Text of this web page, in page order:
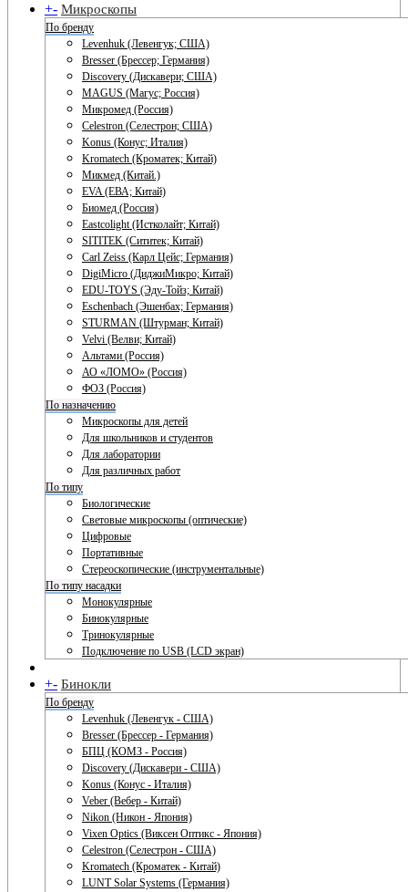
+- Микроскопы
По бренду
Levenhuk (Левенгук; США)
Bresser (Брессер; Германия)
Discovery (Дискавери; США)
MAGUS (Магус; Россия)
Микромед (Россия)
Celestron (Селестрон; США)
Konus (Конус; Италия)
Kromatech (Кроматек; Китай)
Микмед (Китай.)
EVA (ЕВА; Китай)
Биомед (Россия)
Eastcolight (Истколайт; Китай)
SITITEK (Сититек; Китай)
Carl Zeiss (Карл Цейс; Германия)
DigiMicro (ДиджиМикро; Китай)
EDU-TOYS (Эду-Тойз; Китай)
Eschenbach (Эшенбах; Германия)
STURMAN (Штурман; Китай)
Velvi (Велви; Китай)
Альтами (Россия)
АО «ЛОМО» (Россия)
ФОЗ (Россия)
По назначению
Микроскопы для детей
Для школьников и студентов
Для лаборатории
Для различных работ
По типу
Биологические
Световые микроскопы (оптические)
Цифровые
Портативные
Стереоскопические (инструментальные)
По типу насадки
Монокулярные
Бинокулярные
Тринокулярные
Подключение по USB (LCD экран)
+- Бинокли
По бренду
Levenhuk (Левенгук - США)
Bresser (Брессер - Германия)
БПЦ (КОМЗ - Россия)
Discovery (Дискавери - США)
Konus (Конус - Италия)
Veber (Вебер - Китай)
Nikon (Никон - Япония)
Vixen Optics (Виксен Оптикс - Япония)
Celestron (Селестрон - США)
Kromatech (Кроматек - Китай)
LUNT Solar Systems (Германия)